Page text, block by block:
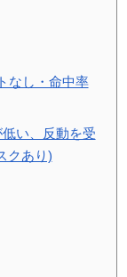
なし・命中率
い、反動を受
クあり)